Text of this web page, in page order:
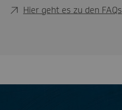
Hier geht es zu den FAQs